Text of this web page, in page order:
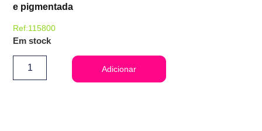
e pigmentada
Ref:115800
Em stock
Adicionar